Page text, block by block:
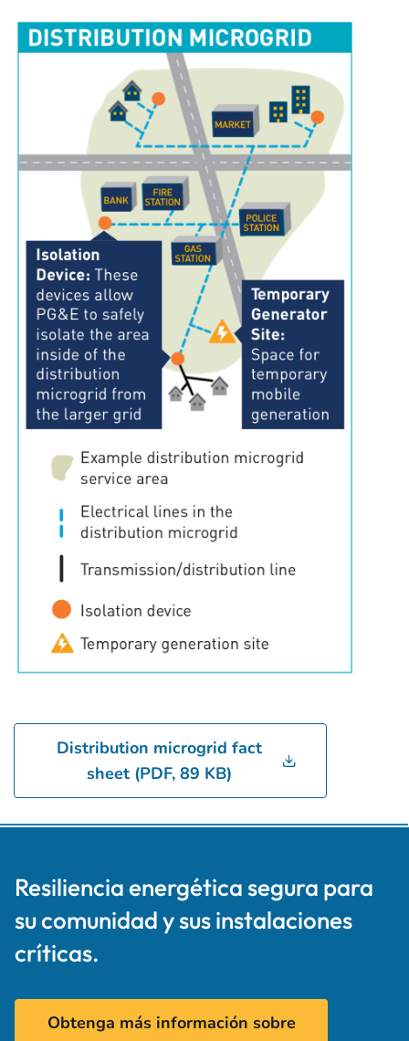
Distribution microgrid fact
sheet (PDF, 89 KB)
Resiliencia energética segura para
su comunidad y sus instalaciones
críticas.
Obtenga más información sobre